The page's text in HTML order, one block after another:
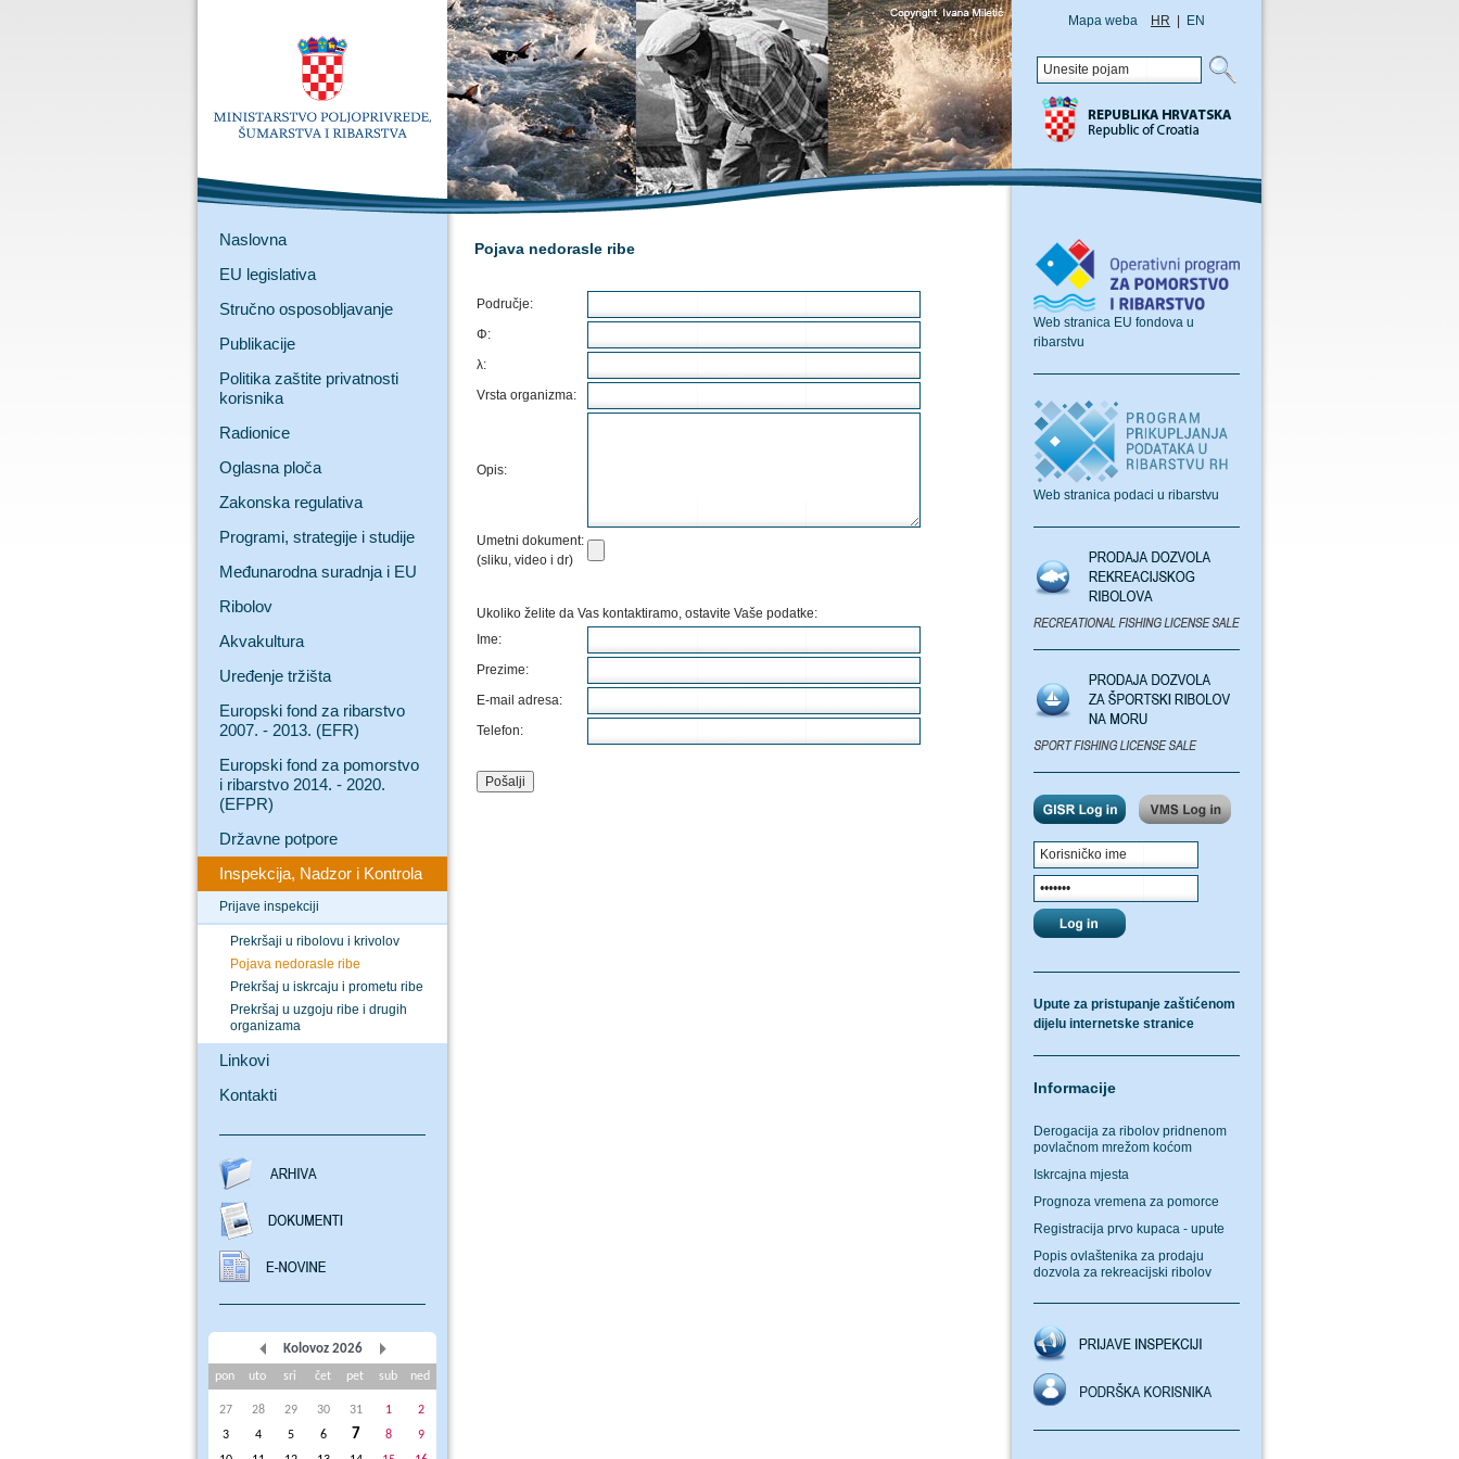
Mapa weba HR EN
Naslovna
EU legislativa
Stručno osposobljavanje
Publikacije
Politika zaštite privatnosti
korisnika
Radionice
Oglasna ploča
Zakonska regulativa
Programi, strategije i studije
Međunarodna suradnja i EU
Ribolov
Akvakultura
Uređenje tržišta
Europski fond za ribarstvo
2007. - 2013. (EFR)
Europski fond za pomorstvo
i ribarstvo 2014. - 2020.
(EFPR)
Državne potpore
Inspekcija, Nadzor i Kontrola
Prijave inspekciji
Prekršaji u ribolovu i krivolov
Pojava nedorasle ribe
Prekršaj u iskrcaju i prometu ribe
Prekršaj u uzgoju ribe i drugih
organizama
Linkovi
Kontakti
Kolovoz 2026
pon uto sri čet pet sub ned
27 28 29 30 31 1
2
3
4 5 6 7 8
9
Pojava nedorasle ribe
Područje:
Φ:
λ:
Vrsta organizma:
Opis:
Umetni dokument:
(sliku, video i dr)
Ukoliko želite da Vas kontaktiramo, ostavite Vaše podatke:
Ime:
Prezime:
E-mail adresa:
Telefon:
Web stranica EU fondova u
ribarstvu
Web stranica podaci u ribarstvu
Upute za pristupanje zaštićenom
dijelu internetske stranice
Informacije
Derogacija za ribolov pridnenom
povlačnom mrežom koćom
Iskrcajna mjesta
Prognoza vremena za pomorce
Registracija prvo kupaca - upute
Popis ovlaštenika za prodaju
dozvola za rekreacijski ribolov